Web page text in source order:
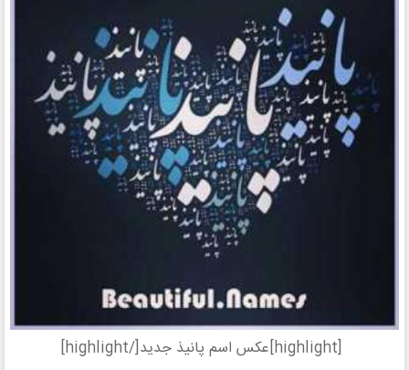
[highlight]عکس اسم پانیذ جدید[/highlight]